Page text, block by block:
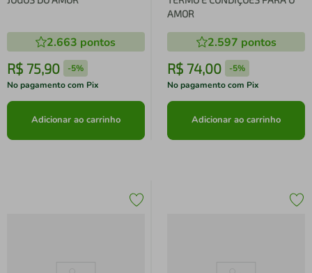
2.663 pontos
R$ 75,90 -5%
No pagamento com Pix
Adicionar ao carrinho
AMOR
2.597 pontos
R$ 74,00 -5%
No pagamento com Pix
Adicionar ao carrinho